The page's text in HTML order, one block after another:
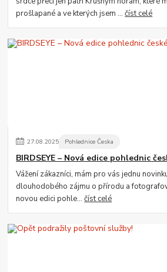
prošlapané a ve kterých jsem ...číst celé
27.08.2025 Pohlednice Česka
BIRDSEYE – Nová edice pohlednic
Vážení zákazníci, mám pro vás jednu
dlouhodobého zájmu o přírodu a
novou edici pohle...číst celé